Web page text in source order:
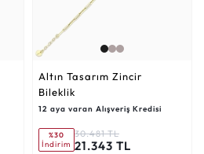
Altın Tasarım Zincir
Bileklik
12 aya varan Alışveriş Kredisi
%30
İndirim
30.481 TL
21.343 TL